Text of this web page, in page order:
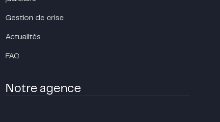
Gestion de crise
Actualités
FAQ
Notre agence